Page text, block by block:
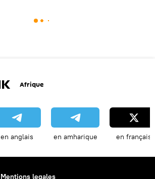
Afrique
en anglais en amharique en français
Mentions legales